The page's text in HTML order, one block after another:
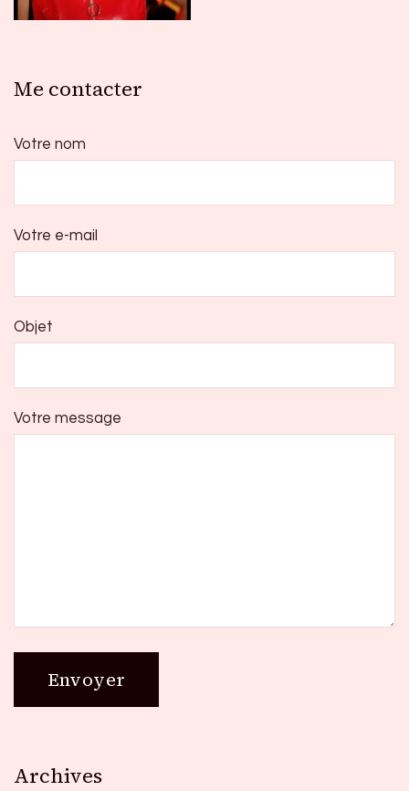
Me contacter
Votre nom
Votre e-mail
Objet
Votre message
Archives